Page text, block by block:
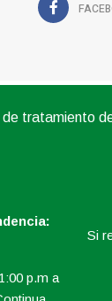
de tratamiento
p.m a
Si